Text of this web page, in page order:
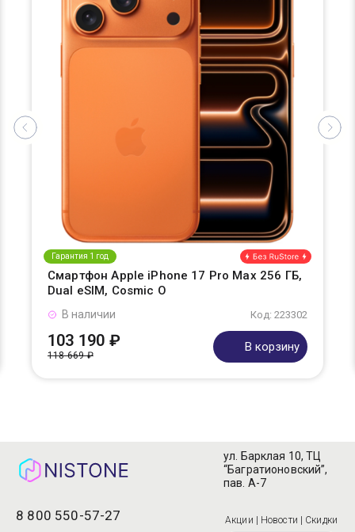
Гарантия 1 год
Смартфон Apple iPhone 17 Pro Max 256 ГБ,
Dual eSIM, Cosmic O
Код: 223302
В наличии
103 190 ₽
118 669 ₽
В корзину
8 800 550-57-27
ул. Барклая 10, ТЦ
“Багратионовский”,
пав. А-7
Акции | Новости | Скидки